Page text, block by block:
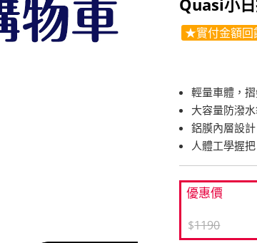
★實付金額回
輕量車體，
大容量防潑
鋁膜內層設
人體工學握
優惠價
$1190